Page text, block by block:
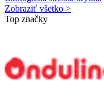
Zobraziť všetko >
Top značky